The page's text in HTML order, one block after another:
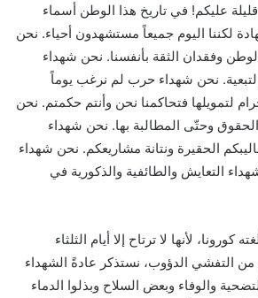
قليلة عليكم! في تاريخ هذا الوطن أسماء
لكننا اليوم جميعاً مستشهدون أحياء. نحن
وفقدان الثقة بأنفسنا. نحن شهداء
نحن شهداء حرب لم نرغب يوماً
لتمويلها فتحاكمنا نحن وأنتم حكمتم. نحن
وحتّى المطالبة بها. نحن شهداء
الحقيرة ونتانة مشاريعكم. نحن شهداء
التعايش والطائفية والذكورية في
لأنها لا ترتاح إلا أيام الثلثاء
من التفشي الدؤوب، نستذكر عادةً الشهداء
والوفاء وبعض السلاح وبذلوا الدماء